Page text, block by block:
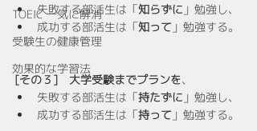
TOEIC 一気に解消
受験生の健康管理
効果的な学習法
失敗する部活生は「知らずに 」勉強し、
成功する部活生は「知って 」勉強する。
[その３]　大学受験までプランを、
失敗する部活生は「持たずに 」勉強し、
成功する部活生は「持って 」勉強する。